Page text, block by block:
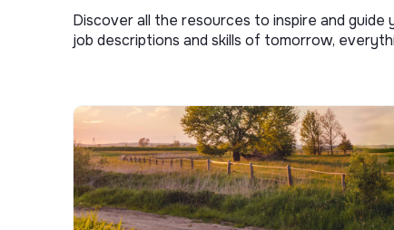
Discover all the resources to inspire and
job descriptions and skills of tomorrow,